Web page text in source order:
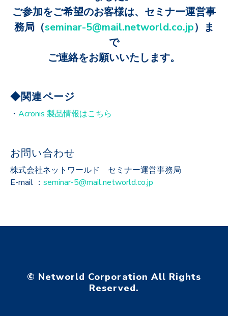
ご参加をご希望のお客様は、セミナー運営事
務局（seminar-5@mail.networld.co.jp）ま
で
ご連絡をお願いいたします。
◆関連ページ
・ Acronis 製品情報はこちら
お問い合わせ
株式会社ネットワールド セミナー運営事務局
E-mail ： seminar-5@mail.networld.co.jp
© Networld Corporation All Rights
Reserved.